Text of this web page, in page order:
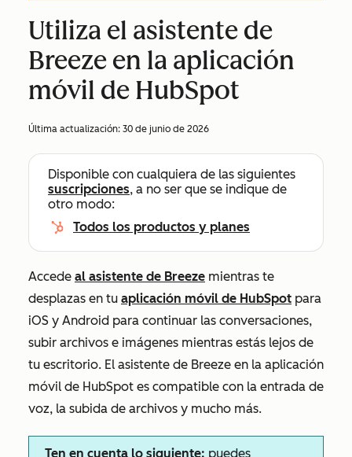
Utiliza el asistente de
Breeze en la aplicación
móvil de HubSpot
Última actualización: 30 de junio de 2026
Disponible con cualquiera de las siguientes
suscripciones, a no ser que se indique de
otro modo:
Todos los productos y planes
Accede al asistente de Breeze mientras te
desplazas en tu aplicación móvil de HubSpot para
iOS y Android para continuar las conversaciones,
subir archivos e imágenes mientras estás lejos de
tu escritorio. El asistente de Breeze en la aplicación
móvil de HubSpot es compatible con la entrada de
voz, la subida de archivos y mucho más.
Ten en cuenta lo siguiente: puedes